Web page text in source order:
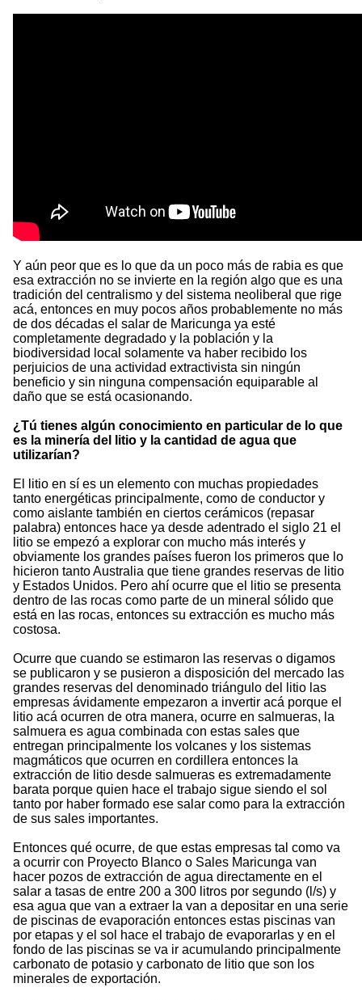
Y aún peor que es lo que da un poco más de rabia es que
esa extracción no se invierte en la región algo que es una
tradición del centralismo y del sistema neoliberal que rige
acá, entonces en muy pocos años probablemente no más
de dos décadas el salar de Maricunga ya esté
completamente degradado y la población y la
biodiversidad local solamente va haber recibido los
perjuicios de una actividad extractivista sin ningún
beneficio y sin ninguna compensación equiparable al
daño que se está ocasionando.
¿Tú tienes algún conocimiento en particular de lo que
es la minería del litio y la cantidad de agua que
utilizarían?
El litio en sí es un elemento con muchas propiedades
tanto energéticas principalmente, como de conductor y
como aislante también en ciertos cerámicos (repasar
palabra) entonces hace ya desde adentrado el siglo 21 el
litio se empezó a explorar con mucho más interés y
obviamente los grandes países fueron los primeros que lo
hicieron tanto Australia que tiene grandes reservas de litio
y Estados Unidos. Pero ahí ocurre que el litio se presenta
dentro de las rocas como parte de un mineral sólido que
está en las rocas, entonces su extracción es mucho más
costosa.
Ocurre que cuando se estimaron las reservas o digamos
se publicaron y se pusieron a disposición del mercado las
grandes reservas del denominado triángulo del litio las
empresas ávidamente empezaron a invertir acá porque el
litio acá ocurren de otra manera, ocurre en salmueras, la
salmuera es agua combinada con estas sales que
entregan principalmente los volcanes y los sistemas
magmáticos que ocurren en cordillera entonces la
extracción de litio desde salmueras es extremadamente
barata porque quien hace el trabajo sigue siendo el sol
tanto por haber formado ese salar como para la extracción
de sus sales importantes.
Entonces qué ocurre, de que estas empresas tal como va
a ocurrir con Proyecto Blanco o Sales Maricunga van
hacer pozos de extracción de agua directamente en el
salar a tasas de entre 200 a 300 litros por segundo (l/s) y
esa agua que van a extraer la van a depositar en una serie
de piscinas de evaporación entonces estas piscinas van
por etapas y el sol hace el trabajo de evaporarlas y en el
fondo de las piscinas se va ir acumulando principalmente
carbonato de potasio y carbonato de litio que son los
minerales de exportación.